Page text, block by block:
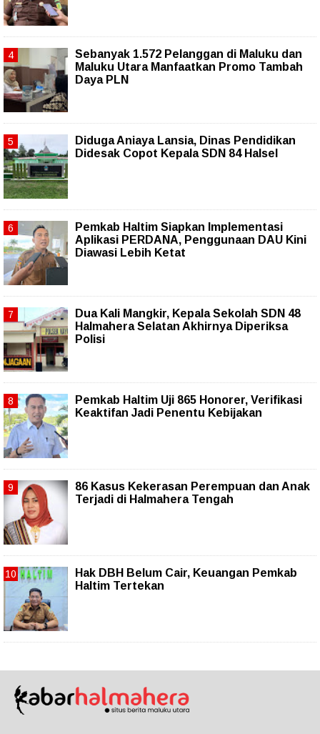
Sebanyak 1.572 Pelanggan di Maluku dan
Maluku Utara Manfaatkan Promo Tambah
Daya PLN
Diduga Aniaya Lansia, Dinas Pendidikan
Didesak Copot Kepala SDN 84 Halsel
Pemkab Haltim Siapkan Implementasi
Aplikasi PERDANA, Penggunaan DAU Kini
Diawasi Lebih Ketat
Dua Kali Mangkir, Kepala Sekolah SDN 48
Halmahera Selatan Akhirnya Diperiksa
Polisi
Pemkab Haltim Uji 865 Honorer, Verifikasi
Keaktifan Jadi Penentu Kebijakan
86 Kasus Kekerasan Perempuan dan Anak
Terjadi di Halmahera Tengah
Hak DBH Belum Cair, Keuangan Pemkab
Haltim Tertekan